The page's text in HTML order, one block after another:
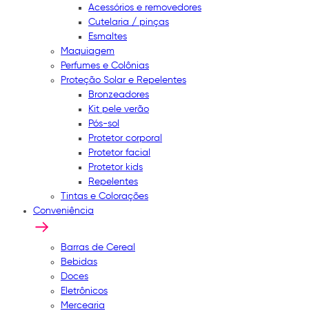
Acessórios e removedores
Cutelaria / pinças
Esmaltes
Maquiagem
Perfumes e Colônias
Proteção Solar e Repelentes
Bronzeadores
Kit pele verão
Pós-sol
Protetor corporal
Protetor facial
Protetor kids
Repelentes
Tintas e Colorações
Conveniência
Barras de Cereal
Bebidas
Doces
Eletrônicos
Mercearia